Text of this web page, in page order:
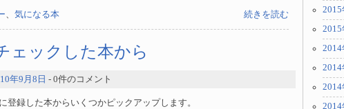
続きを読む
、 気になる本
ェックした本から
年9月8日 - 0件のコメント
登録した本からいくつかピックアップします。
2015
2015
2014
2014
2014
2014